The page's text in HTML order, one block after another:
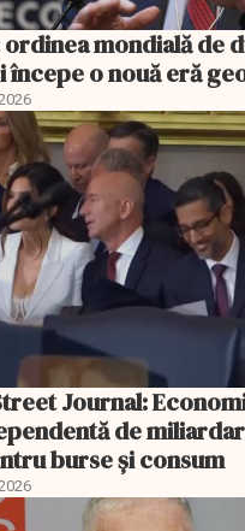
mondială de
începe o nouă eră
Journal:
de
burse și consum